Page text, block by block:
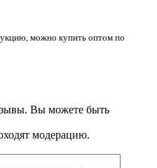
можно купить оптом по
Вы можете быть
модерацию.